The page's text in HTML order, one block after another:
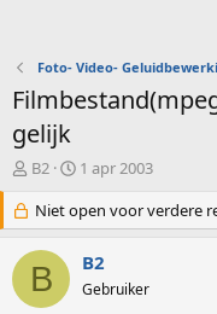
Foto- Video-
gelijk
O
d
e
r
w
e
B2
S
a
r
t
d
a
1 apr 2003
Niet open voor verdere
B B2
Gebruiker